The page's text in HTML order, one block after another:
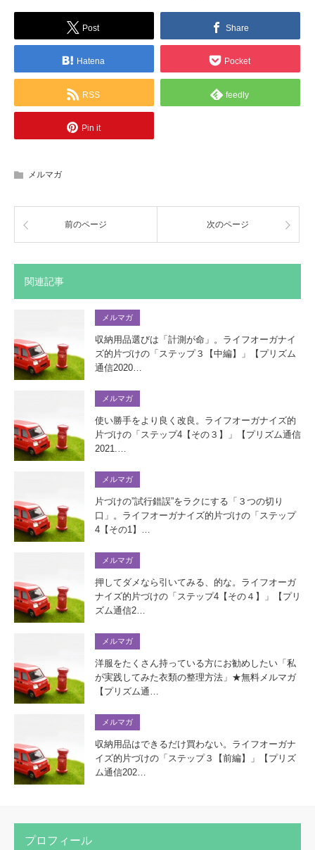
Post Share
Hatena Pocket
RSS feedly
Pin it
メルマガ
前のページ 次のページ
関連記事
メルマガ
収納用品選びは「計測が命」。ライフオーガナイ
ズ的片づけの「ステップ３【中編】」【プリズム
通信2020…
メルマガ
使い勝手をより良く改良。ライフオーガナイズ的
片づけの「ステップ4【その３】」【プリズム通信
2021.…
メルマガ
片づけの”試行錯誤”をラクにする「３つの切り
口」。ライフオーガナイズ的片づけの「ステップ
4【その1】…
メルマガ
押してダメなら引いてみる、的な。ライフオーガ
ナイズ的片づけの「ステップ4【その４】」【プリ
ズム通信2…
メルマガ
洋服をたくさん持っている方にお勧めしたい「私
が実践してみた衣類の整理方法」★無料メルマガ
【プリズム通…
メルマガ
収納用品はできるだけ買わない。ライフオーガナ
イズ的片づけの「ステップ３【前編】」【プリズ
ム通信202…
プロフィール